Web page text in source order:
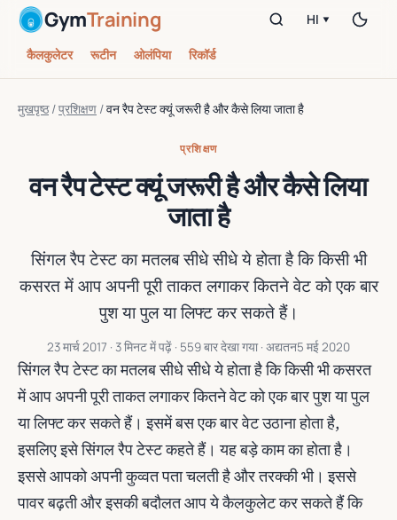
GymTraining
कैलकुलेटर रूटीन ओलंपिया रिकॉर्ड
HI ▾
मुखपृष्ठ/प्रशिक्षण /वन रैप टेस्ट क्यूं जरूरी है और कैसे लिया जाता है
प्रशिक्षण
वन रैप टेस्ट क्यूं जरूरी है और कैसे लिया
जाता है
सिंगल रैप टेस्ट का मतलब सीधे सीधे ये होता है कि किसी भी
कसरत में आप अपनी पूरी ताकत लगाकर कितने वेट को एक बार
पुश या पुल या लिफ्ट कर सकते हैं।
23 मार्च 2017 · 3 मिनट में पढ़ें · 559 बार देखा गया · अद्यतन5 मई 2020
सिंगल रैप टेस्ट का मतलब सीधे सीधे ये होता है कि किसी भी कसरत
में आप अपनी पूरी ताकत लगाकर कितने वेट को एक बार पुश या पुल
या लिफ्ट कर सकते हैं। इसमें बस एक बार वेट उठाना होता है,
इसलिए इसे सिंगल रैप टेस्ट कहते हैं। यह बड़े काम का होता है।
इससे आपको अपनी कुव्वत पता चलती है और तरक्की भी। इससे
पावर बढ़ती और इसकी बदौलत आप ये कैलकुलेट कर सकते हैं कि